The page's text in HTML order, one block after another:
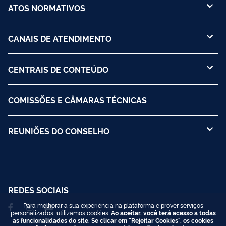
ATOS NORMATIVOS
CANAIS DE ATENDIMENTO
CENTRAIS DE CONTEÚDO
COMISSÕES E CÂMARAS TÉCNICAS
REUNIÕES DO CONSELHO
REDES SOCIAIS
Para melhorar a sua experiência na plataforma e prover serviços
personalizados, utilizamos cookies. Ao aceitar, você terá acesso a todas
as funcionalidades do site. Se clicar em "Rejeitar Cookies", os cookies